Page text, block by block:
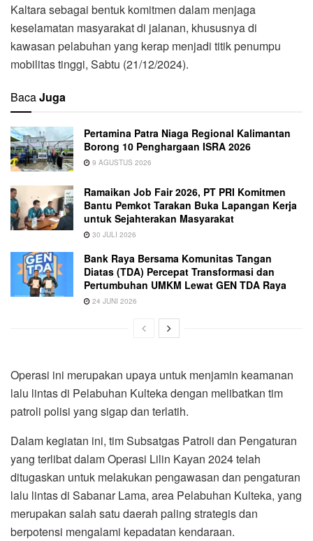
Kaltara sebagai bentuk komitmen dalam menjaga
keselamatan masyarakat di jalanan, khususnya di
kawasan pelabuhan yang kerap menjadi titik penumpu
mobilitas tinggi, Sabtu (21/12/2024).
BacaJuga
Pertamina Patra Niaga Regional Kalimantan
Borong 10 Penghargaan ISRA 2026
9 AGUSTUS 2026
Ramaikan Job Fair 2026, PT PRI Komitmen
Bantu Pemkot Tarakan Buka Lapangan Kerja
untuk Sejahterakan Masyarakat
30 JULI 2026
Bank Raya Bersama Komunitas Tangan
Diatas (TDA) Percepat Transformasi dan
Pertumbuhan UMKM Lewat GEN TDA Raya
24 JUNI 2026
Operasi ini merupakan upaya untuk menjamin keamanan
lalu lintas di Pelabuhan Kulteka dengan melibatkan tim
patroli polisi yang sigap dan terlatih.
Dalam kegiatan ini, tim Subsatgas Patroli dan Pengaturan
yang terlibat dalam Operasi Lilin Kayan 2024 telah
ditugaskan untuk melakukan pengawasan dan pengaturan
lalu lintas di Sabanar Lama, area Pelabuhan Kulteka, yang
merupakan salah satu daerah paling strategis dan
berpotensi mengalami kepadatan kendaraan.